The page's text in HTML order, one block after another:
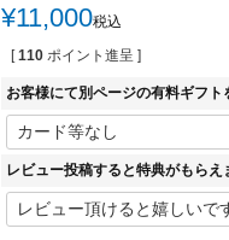
¥11,000税込
[ 110 ポイント進呈 ]
お客様にて別ページの有料ギフ
レビュー投稿すると特典がもら